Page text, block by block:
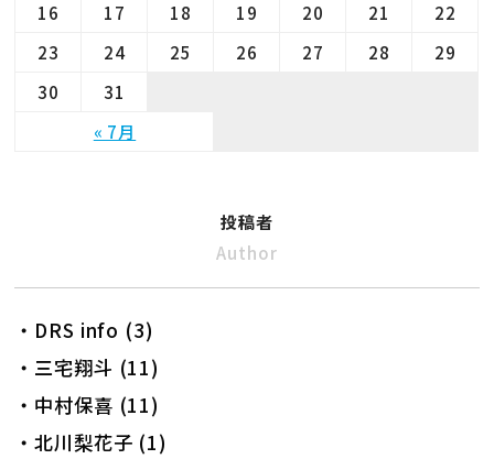
« 7月
16 17 18 19 20 21
22
23
24 25 26 27 28
29
30
31
投稿者
Author
・DRS info (3)
・三宅翔斗 (11)
・中村保喜 (11)
・北川梨花子 (1)